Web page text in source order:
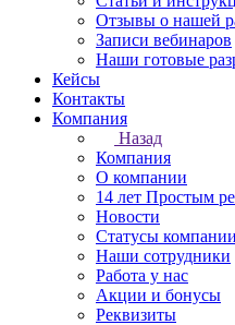
Отзывы о нашей
Записи вебинаров
Наши готовые
Кейсы
Контакты
Компания
Назад
Компания
О компании
14 лет Простым
Новости
Статусы компании
Наши сотрудники
Работа у нас
Акции и бонусы
Реквизиты